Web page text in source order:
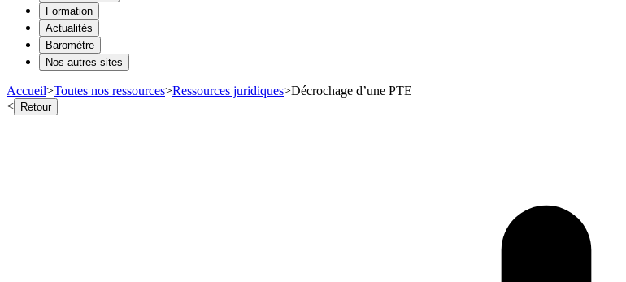
Formation
Actualités
Baromètre
Nos autres sites
Accueil>Toutes nos ressources>Ressources juridiques>Décrochage d’une PTE
< Retour